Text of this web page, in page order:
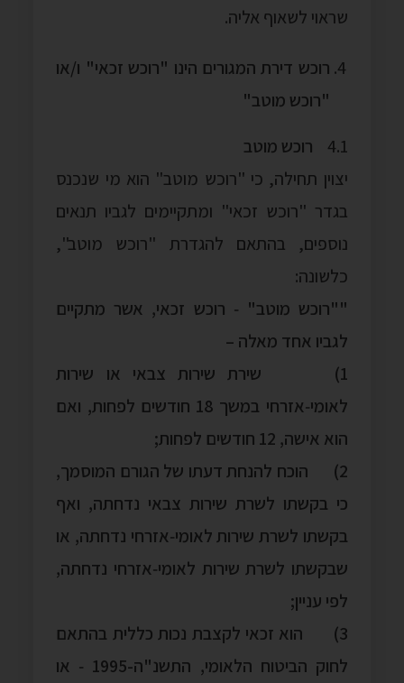
שראוי לשאוף אליה.
רוכש דירת המגורים הינו "רוכש זכאי" ו/או
"רוכש מוטב"
4.1
רוכש מוטב
יצוין תחילה, כי "רוכש מוטב" הוא מי שנכנס
בגדר "רוכש זכאי" ומתקיימים לגביו תנאים
נוספים, בהתאם להגדרת "רוכש מוטב",
כלשונה:
""רוכש מוטב" ‑ רוכש זכאי, אשר מתקיים
לגביו אחד מאלה –
1) שירת שירות צבאי או שירות
לאומי‑אזרחי במשך 18 חודשים לפחות, ואם
הוא אישה, 12 חודשים לפחות;
2) הוכח להנחת דעתו של הגורם המוסמך,
כי בקשתו לשרת שירות צבאי נדחתה, ואף
בקשתו לשרת שירות לאומי‑אזרחי נדחתה, או
שבקשתו לשרת שירות לאומי‑אזרחי נדחתה,
לפי עניין;
3) הוא זכאי לקצבת נכות כללית בהתאם
לחוק הביטוח הלאומי, התשנ"ה-1995 ‑ או